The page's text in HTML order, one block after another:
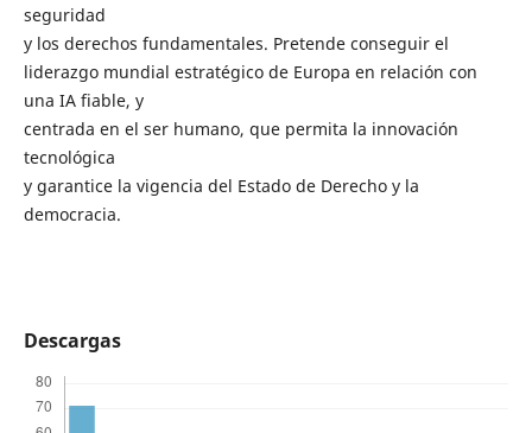
seguridad
y los derechos fundamentales. Pretende conseguir el
liderazgo mundial estratégico de Europa en relación con
una IA fiable, y
centrada en el ser humano, que permita la innovación
tecnológica
y garantice la vigencia del Estado de Derecho y la
democracia.
Descargas